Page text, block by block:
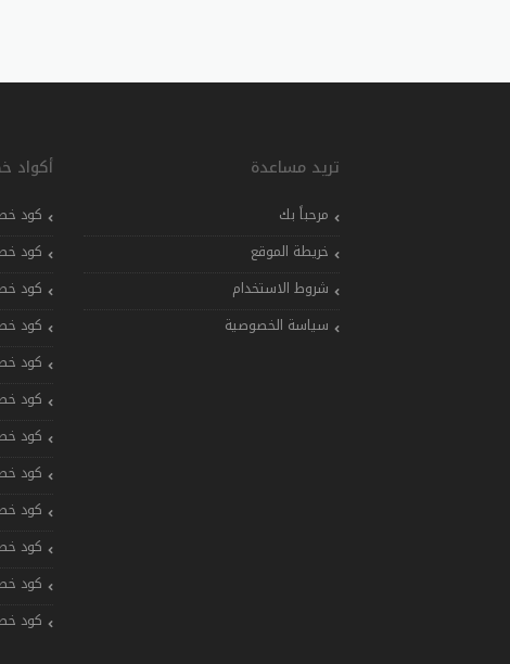
تريد مساعدة
مرحباً بك
خريطة الموقع
شروط الاستخدام
سياسة الخصوصية
أكواد
كود
كود
كود
كود
كود
كود
كود
كود
كود
كود
كود
كود